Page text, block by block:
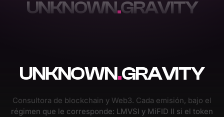
UNKNOWN.GRAVITY
UNKNOWN.GRAVITY
Consultora de blockchain y Web3. Cada emisión, bajo el
régimen que le corresponde: LMVSI y MiFID II si el token